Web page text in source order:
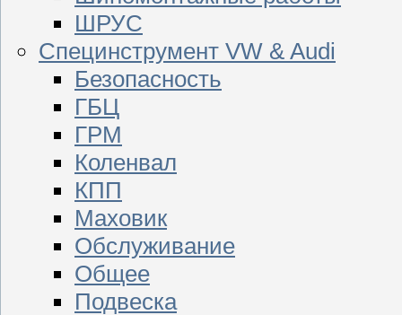
ШРУС
Специнструмент VW & Audi
Безопасность
ГБЦ
ГРМ
Коленвал
КПП
Маховик
Обслуживание
Общее
Подвеска